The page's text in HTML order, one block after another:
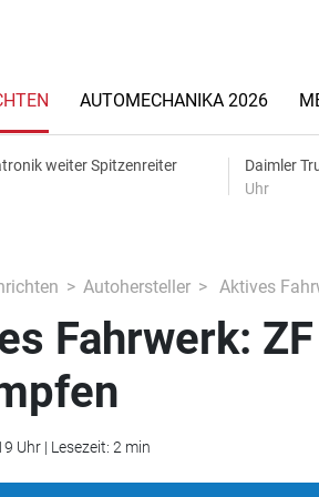
AUTOMECHANIKA 2026
weiter Spitzenreiter
Daimler
Uhr
Autohersteller Aktives
Fahrwerk:
Uhr | Lesezeit: 2 min